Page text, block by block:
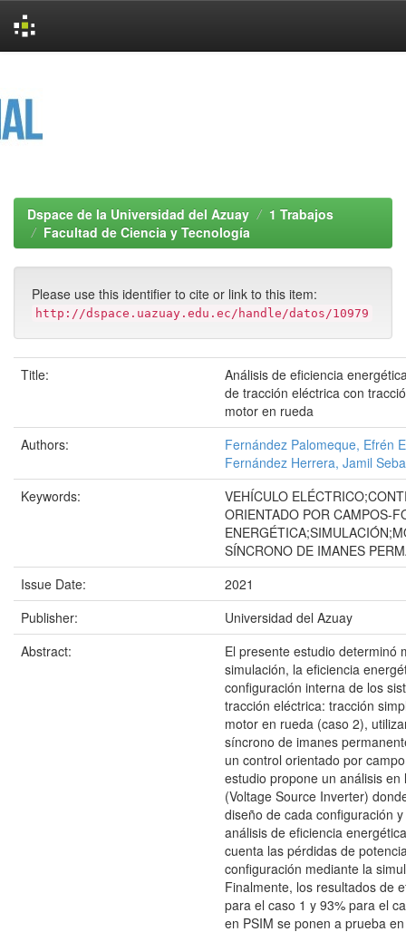
Dspace de la Universidad del Azuay
1 Trabajos
Facultad de Ciencia y Tecnología
Please use this identifier to cite or link to this item:
http://dspace.uazuay.edu.ec/handle/datos/10979
Title:
Análisis de eficiencia
de tracción eléctrica con
motor en rueda
Authors:
Fernández Palomeque, Efrén
Fernández Herrera, Jamil
Keywords:
VEHÍCULO
ORIENTADO POR CAMPOS-
SÍNCRONO DE IMANES
Issue Date:
2021
Publisher:
Universidad del Azuay
Abstract:
El presente estudio determinó
simulación, la eficiencia
configuración interna de los
tracción eléctrica: tracción
motor en rueda (caso 2),
síncrono de imanes
un control orientado por
estudio propone un análisis en
(Voltage Source Inverter)
diseño de cada configuración
análisis de eficiencia
cuenta las pérdidas de
configuración mediante la
Finalmente, los resultados de
para el caso 1 y 93% para el
en PSIM se ponen a prueba